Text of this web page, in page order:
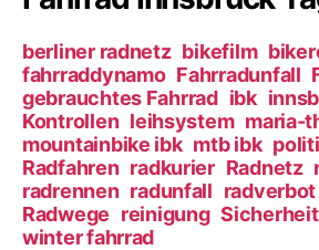
ö
r
t
e
r
berliner radnetz bikefilm
fahrraddynamo Fahrradunfall
gebrauchtes Fahrrad ibk
Kontrollen leihsystem maria-
mountainbike ibk mtb ibk
Radfahren radkurier Radnetz
radrennen radunfall radverbot
Radwege reinigung Sicherheit
winter fahrrad